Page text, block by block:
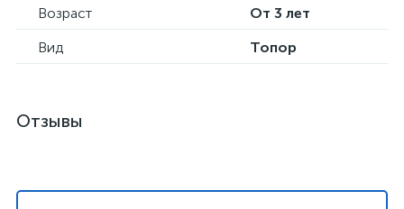
Возраст
От 3 лет
Вид
Топор
Отзывы